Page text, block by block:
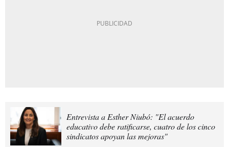
Entrevista a Esther Niubó: "El acuerdo
educativo debe ratificarse, cuatro de los cinco
sindicatos apoyan las mejoras"